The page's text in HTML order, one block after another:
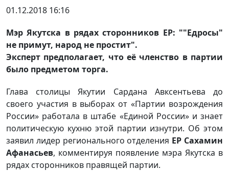
01.12.2018 16:16
Мэр Якутска в рядах сторонников ЕР: ""Едросы"
не примут, народ не простит".
Эксперт предполагает, что её членство в партии
было предметом торга.
Глава столицы Якутии Сардана Авксентьева до
своего участия в выборах от «Партии возрождения
России» работала в штабе «Единой России» и знает
политическую кухню этой партии изнутри. Об этом
заявил лидер регионального отделения ЕР Сахамин
Афанасьев, комментируя появление мэра Якутска в
рядах сторонников правящей партии.